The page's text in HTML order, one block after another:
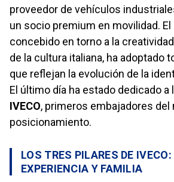
proveedor de vehículos
un socio premium en movilidad. El
concebido en torno a la
de la cultura italiana, ha adoptado
que reflejan la evolución de la
El último día ha estado dedicado
IVECO, primeros embajadores del
posicionamiento.
LOS TRES PILARES DE IVECO:
EXPERIENCIA Y FAMILIA